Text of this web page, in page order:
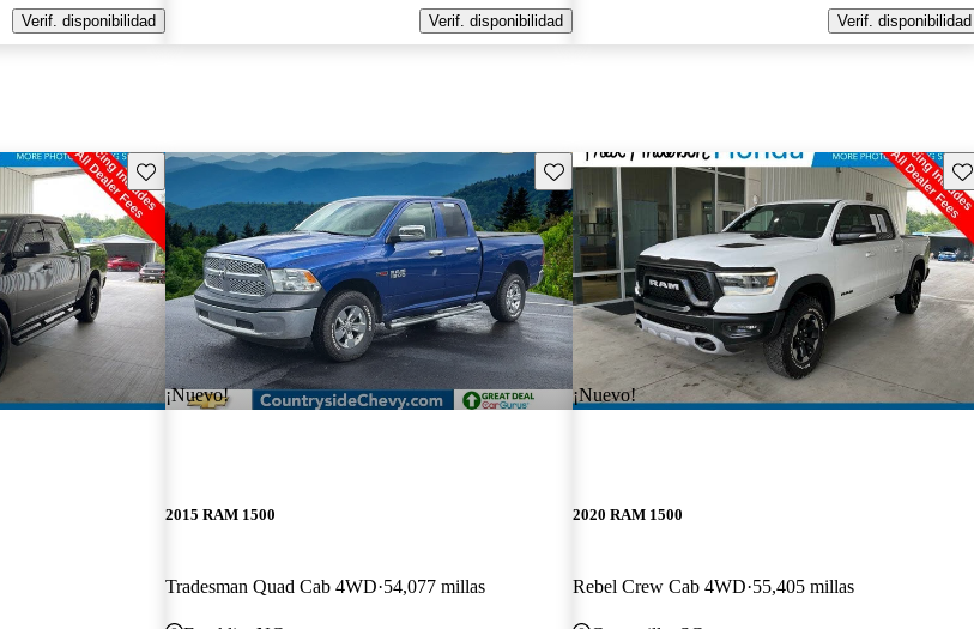
Verif. disponibilidad
Verif. disponibilidad
Verif. disponibilidad
Guarda este Aviso
¡Nuevo!
Guarda este Aviso
2015 RAM 1500
Tradesman Quad Cab 4WD 54,077 millas
¡Nuevo!
2020 RAM 1500
Rebel Crew Cab 4WD 55,405 millas